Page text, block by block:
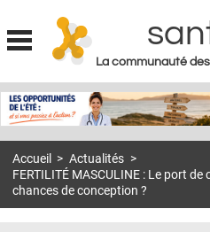
Jump to
La communauté
MON COMPTE
S'ABONNER À LA REVUE SOIN À
Accueil > Actualités >
FERTILITÉ MASCULINE : Le port
chances de conception ?